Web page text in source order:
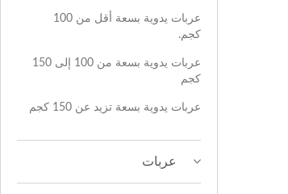
عربات يدوية بسعة أقل من 100
كجم.
عربات يدوية بسعة من 100 إلى 150
كجم
عربات يدوية بسعة تزيد عن 150 كجم
عربات